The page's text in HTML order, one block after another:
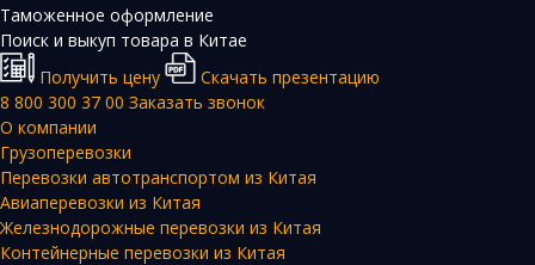
Таможенное оформление
Поиск и выкуп товара в Китае
Получить цену
Скачать презентацию
8 800 300 37 00 Заказать звонок
О компании
Грузоперевозки
Перевозки автотранспортом из Китая
Авиаперевозки из Китая
Железнодорожные перевозки из Китая
Контейнерные перевозки из Китая